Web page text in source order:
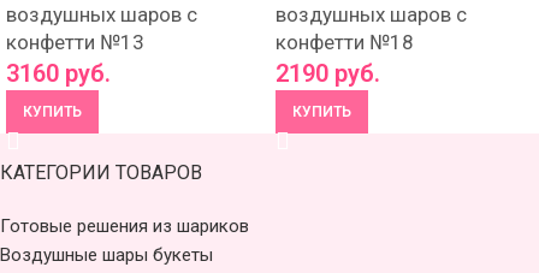
воздушных шаров с
конфетти №13
3160 руб.
КУПИТЬ
воздушных шаров с
конфетти №18
2190 руб.
КУПИТЬ
КАТЕГОРИИ ТОВАРОВ
Готовые решения из шариков
Воздушные шары букеты